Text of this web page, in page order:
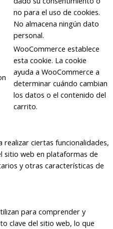
no para el uso de cookies.
No almacena ningún dato
personal.
WooCommerce establece
esta cookie. La cookie
ayuda a WooCommerce a
determinar cuándo cambian
los datos o el contenido del
carrito.
realizar ciertas funcionalidades,
sitio web en plataformas de
y otras características de
para comprender y
clave del sitio web, lo que